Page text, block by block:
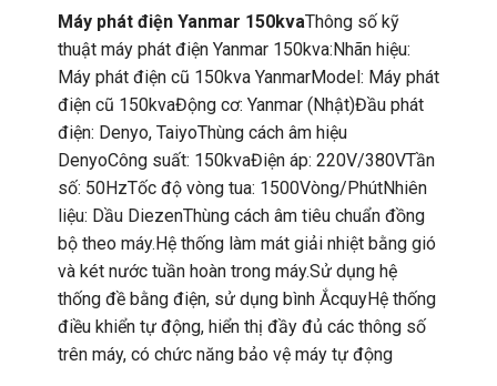
Máy phát điện Yanmar 150kvaThông số kỹ
thuật máy phát điện Yanmar 150kva:Nhãn hiệu:
Máy phát điện cũ 150kva YanmarModel: Máy phát
điện cũ 150kvaĐộng cơ: Yanmar (Nhật)Đầu phát
điện: Denyo, TaiyoThùng cách âm hiệu
DenyoCông suất: 150kvaĐiện áp: 220V/380VTần
số: 50HzTốc độ vòng tua: 1500Vòng/PhútNhiên
liệu: Dầu DiezenThùng cách âm tiêu chuẩn đồng
bộ theo máy.Hệ thống làm mát giải nhiệt bằng gió
và két nước tuần hoàn trong máy.Sử dụng hệ
thống đề bằng điện, sử dụng bình ẮcquyHệ thống
điều khiển tự động, hiển thị đầy đủ các thông số
trên máy, có chức năng bảo vệ máy tự động